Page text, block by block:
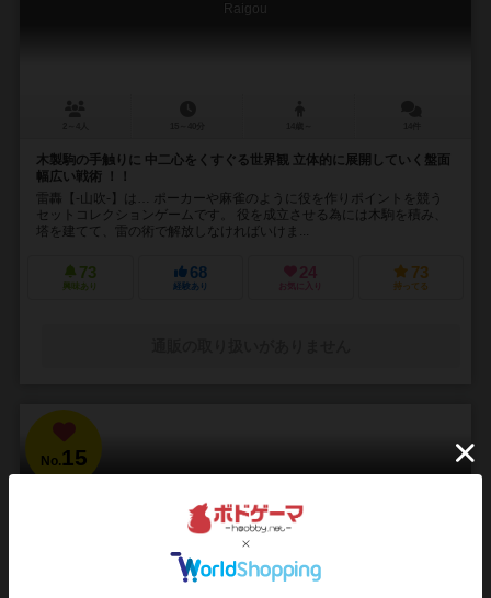
Raigou
木製駒の手触りに 中二心をくすぐる世界観 立体的に展開していく盤面
幅広い戦術 ！！
雷轟【-山吹-】は… ポーカーや麻雀のように役を作りポイントを競う
セットコレクションゲームです。 役を成立させる為には木駒を積み、
塔を建てて、雷の術で解放しなければいけま...
73
興味あり
68
経験あり
24
お気に入り
73
持ってる
No.15
Bloodborne: The Card Game